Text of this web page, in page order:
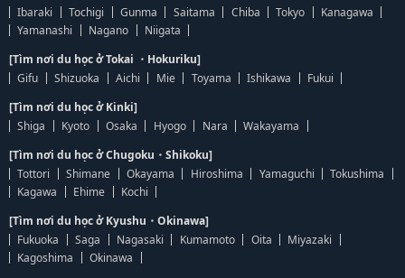
Ibaraki
Tochigi Gunma Saitama Chiba Tokyo
Kanagawa
Yamanashi
Nagano
Niigata
[Tìm nơi du học ở Tokai ・Hokuriku]
Gifu
Shizuoka Aichi Mie Toyama Ishikawa
Fukui
[Tìm nơi du học ở Kinki]
Shiga
Kyoto Osaka Hyogo Nara
Wakayama
[Tìm nơi du học ở Chugoku・Shikoku]
Tottori
Shimane Okayama Hiroshima Yamaguchi
Tokushima
Kagawa
Ehime
Kochi
[Tìm nơi du học ở Kyushu・Okinawa]
Fukuoka
Saga Nagasaki Kumamoto Oita
Miyazaki
Kagoshima
Okinawa